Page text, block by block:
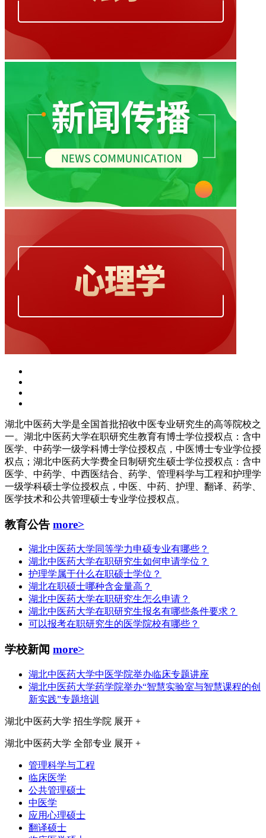
湖北中医药大学是全国首批招收中医专业研究生的高等院校之
一。湖北中医药大学在职研究生教育有博士学位授权点：含中
医学、中药学一级学科博士学位授权点，中医博士专业学位授
权点；湖北中医药大学费全日制研究生硕士学位授权点：含中
医学、中药学、中西医结合、药学、管理科学与工程和护理学
一级学科硕士学位授权点，中医、中药、护理、翻译、药学、
医学技术和公共管理硕士专业学位授权点。
教育公告 more>
湖北中医药大学同等学力申硕专业有哪些？
湖北中医药大学在职研究生如何申请学位？
护理学属于什么在职硕士学位？
湖北在职硕士哪种含金量高？
湖北中医药大学在职研究生怎么申请？
湖北中医药大学在职研究生报名有哪些条件要求？
可以报考在职研究生的医学院校有哪些？
学校新闻 more>
湖北中医药大学中医学院举办临床专题讲座
湖北中医药大学药学院举办“智慧实验室与智慧课程的创
新实践”专题培训
湖北中医药大学 招生学院 展开 +
湖北中医药大学 全部专业 展开 +
管理科学与工程
临床医学
公共管理硕士
中医学
应用心理硕士
翻译硕士